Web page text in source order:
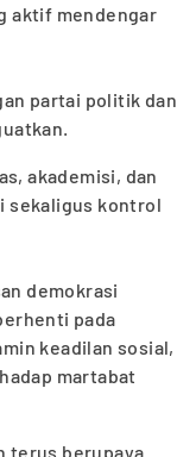
aktif mendengar
partai politik dan
akademisi, dan
sekaligus kontrol
demokrasi
pada
keadilan sosial,
martabat
terus berupaya